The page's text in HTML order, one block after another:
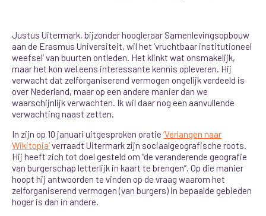
Justus Uitermark, bijzonder hoogleraar Samenlevingsopbouw
aan de Erasmus Universiteit, wil het ‘vruchtbaar institutioneel
weefsel’ van buurten ontleden. Het klinkt wat onsmakelijk,
maar het kon wel eens interessante kennis opleveren. Hij
verwacht dat zelforganiserend vermogen ongelijk verdeeld is
over Nederland, maar op een andere manier dan we
waarschijnlijk verwachten. Ik wil daar nog een aanvullende
verwachting naast zetten.
In zijn op 10 januari uitgesproken oratie‘Verlangen naar
Wikitopia’verraadt Uitermark zijn sociaalgeografische roots.
Hij heeft zich tot doel gesteld om “de veranderende geografie
van burgerschap letterlijk in kaart te brengen”. Op die manier
hoopt hij antwoorden te vinden op de vraag waarom het
zelforganiserend vermogen (van burgers) in bepaalde gebieden
hoger is dan in andere.